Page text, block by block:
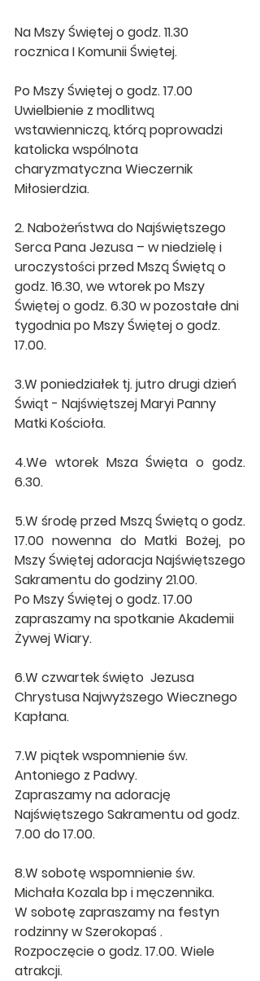
Na Mszy Świętej o godz. 11.30
rocznica I Komunii Świętej.
Po Mszy Świętej o godz. 17.00
Uwielbienie z modlitwą
wstawienniczą, którą poprowadzi
katolicka wspólnota
charyzmatyczna Wieczernik
Miłosierdzia.
2. Nabożeństwa do Najświętszego
Serca Pana Jezusa – w niedzielę i
uroczystości przed Mszą Świętą o
godz. 16.30, we wtorek po Mszy
Świętej o godz. 6.30 w pozostałe dni
tygodnia po Mszy Świętej o godz.
17.00.
3.W poniedziałek tj. jutro drugi dzień
Świąt - Najświętszej Maryi Panny
Matki Kościoła.
4.We wtorek Msza Święta o godz.
6.30.
5.W środę przed Mszą Świętą o godz.
17.00 nowenna do Matki Bożej, po
Mszy Świętej adoracja Najświętszego
Sakramentu do godziny 21.00.
Po Mszy Świętej o godz. 17.00
zapraszamy na spotkanie Akademii
Żywej Wiary.
6.W czwartek święto  Jezusa
Chrystusa Najwyższego Wiecznego
Kapłana.
7.W piątek wspomnienie św.
Antoniego z Padwy.
Zapraszamy na adorację
Najświętszego Sakramentu od godz.
7.00 do 17.00.
8.W sobotę wspomnienie św.
Michała Kozala bp i męczennika.
W sobotę zapraszamy na festyn
rodzinny w Szerokopaś .
Rozpoczęcie o godz. 17.00. Wiele
atrakcji.